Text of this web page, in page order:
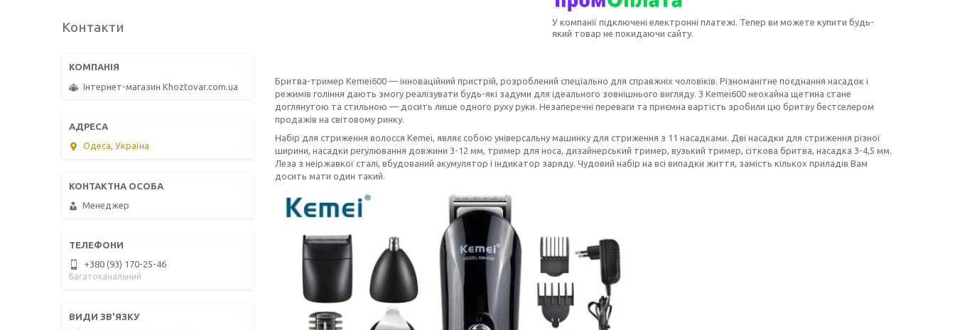
У компанії підключені електронні платежі. Тепер ви можете купити будь-
який товар не покидаючи сайту.
Бритва-тример Kemei600 — інноваційний пристрій, розроблений спеціально для справжніх чоловіків. Різноманітне поєднання насадок і
режимів гоління дають змогу реалізувати будь-які задуми для ідеального зовнішнього вигляду. З Kemei600 неохайна щетина стане
доглянутою та стильною — досить лише одного руху руки. Незаперечні переваги та приємна вартість зробили цю бритву бестселером
продажів на світовому ринку.
Набір для стриження волосся Kemei, являє собою універсальну машинку для стриження з 11 насадками. Дві насадки для стриження різної
ширини, насадки регулювання довжини 3-12 мм, тример для носа, дизайнерський тример, вузький тример, сіткова бритва, насадка 3-4,5 мм.
Леза з неіржавкої сталі, вбудований акумулятор і індикатор заряду. Чудовий набір на всі випадки життя, замість кількох приладів Вам
досить мати один такий.
Контакти
Інтернет-магазин Khoztovar.com.ua
Одеса, Україна
Менеджер
+380 (93) 170-25-46
Багатоканальний